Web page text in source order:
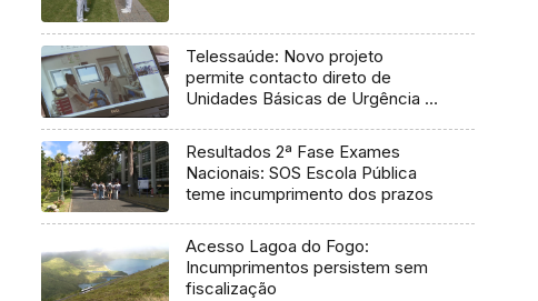
Telessaúde: Novo projeto
permite contacto direto de
Unidades Básicas de Urgência e
Resultados 2ª Fase Exames
Nacionais: SOS Escola Pública
teme incumprimento dos prazos
Acesso Lagoa do Fogo:
Incumprimentos persistem sem
fiscalização